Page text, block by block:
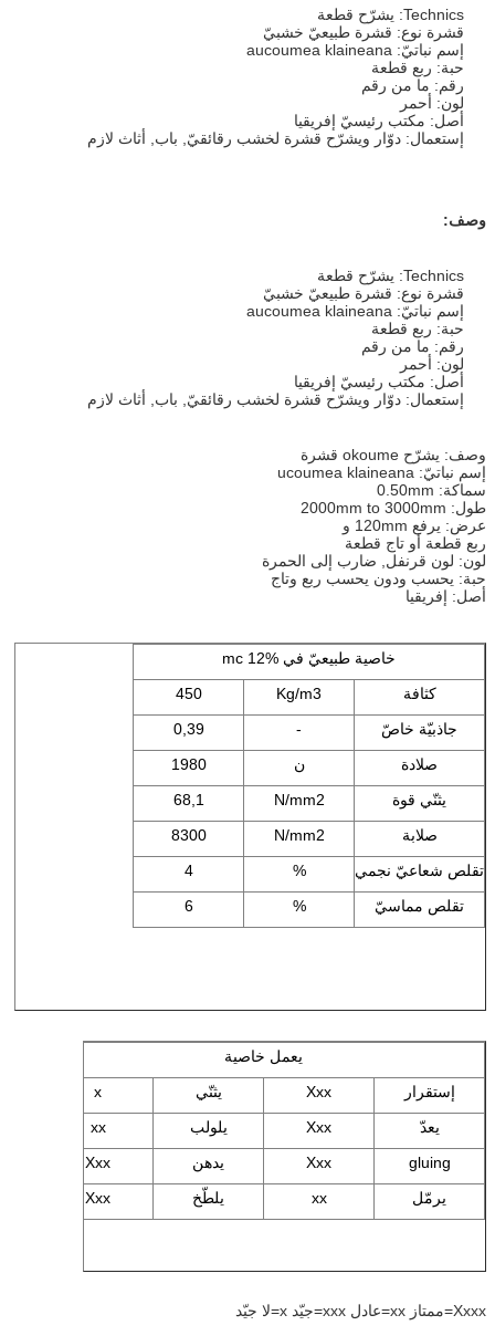
Technics: يشرّح قطعة
قشرة نوع: قشرة طبيعيّ خشبيّ
إسم نباتيّ: aucoumea klaineana
حبة: ربع قطعة
رقم: ما من رقم
لون: أحمر
أصل: مكتب رئيسيّ إفريقيا
إستعمال: دوّار ويشرّح قشرة لخشب رقائقيّ, باب, أثاث لازم
وصف:
Technics: يشرّح قطعة
قشرة نوع: قشرة طبيعيّ خشبيّ
إسم نباتيّ: aucoumea klaineana
حبة: ربع قطعة
رقم: ما من رقم
لون: أحمر
أصل: مكتب رئيسيّ إفريقيا
إستعمال: دوّار ويشرّح قشرة لخشب رقائقيّ, باب, أثاث لازم
وصف: يشرّح okoume قشرة
إسم نباتيّ: ucoumea klaineana
سماكة: 0.50mm
طول: 2000mm to 3000mm
عرض: يرفع 120mm و
ربع قطعة أو تاج قطعة
لون: لون قرنفل, ضارب إلى الحمرة
حبة: يحسب ودون يحسب ربع وتاج
أصل: إفريقيا
خاصية طبيعيّ في mc 12%
كثافة
Kg/m3
450
جاذبيّة خاصّ
-
0,39
صلادة
ن
1980
يثنّي قوة
N/mm2
68,1
صلابة
N/mm2
8300
تقلص شعاعيّ نجمي
%
4
تقلص مماسيّ
%
6
يعمل خاصية
إستقرار
Xxx يثنّي
x
يعدّ
Xxx يلولب
xx
gluing
Xxx يدهن
Xxx
يرمّل
xx يلطّخ Xxx
Xxxx=ممتاز xx=عادل xxx=جيّد x=لا جيّد